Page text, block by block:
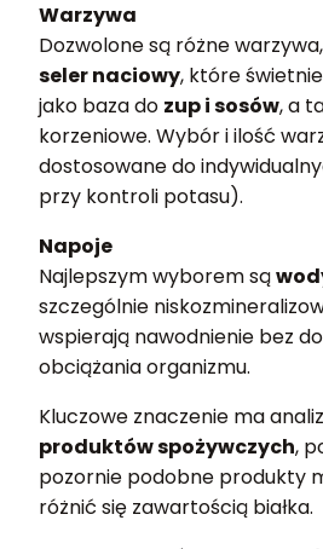
Warzywa
Dozwolone są różne
seler naciowy, które
jako baza do zup i sosów, a
korzeniowe. Wybór i ilość
dostosowane do
przy kontroli potasu).
Napoje
Najlepszym wyborem są
szczególnie
wspierają nawodnienie bez
obciążania organizmu.
Kluczowe znaczenie ma
produktów spożywczych,
pozornie podobne produkty
różnić się zawartością białka.